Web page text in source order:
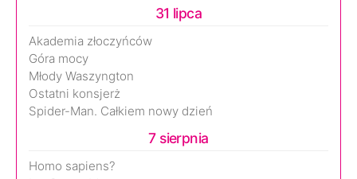
31 lipca
Akademia złoczyńców
Góra mocy
Młody Waszyngton
Ostatni konsjerż
Spider-Man. Całkiem nowy dzień
7 sierpnia
Homo sapiens?